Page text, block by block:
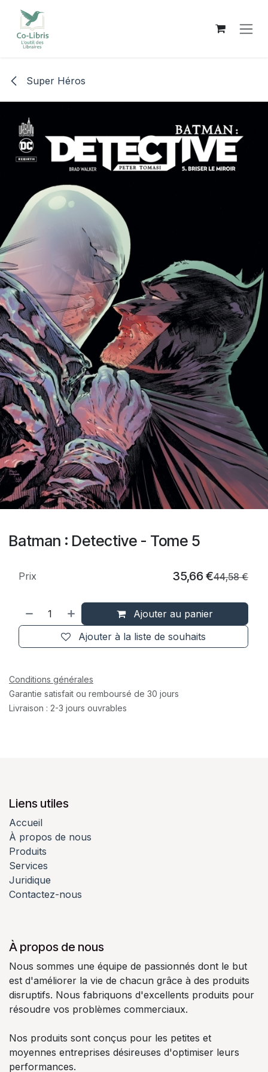
Se rendre au contenu
Super Héros
Batman : Detective - Tome 5
Ajouter au panier
Ajouter à la liste de souhaits
Prix 35,66 €44,58€
Conditions générales
Garantie satisfait ou remboursé de 30 jours
Livraison : 2-3 jours ouvrables
Liens utiles
Accueil
À propos de nous
Produits
Services
Juridique
Contactez-nous
À propos de nous
Nous sommes une équipe de passionnés dont le but
est d'améliorer la vie de chacun grâce à des produits
disruptifs. Nous fabriquons d'excellents produits pour
résoudre vos problèmes commerciaux.
Nos produits sont conçus pour les petites et
moyennes entreprises désireuses d'optimiser leurs
performances.